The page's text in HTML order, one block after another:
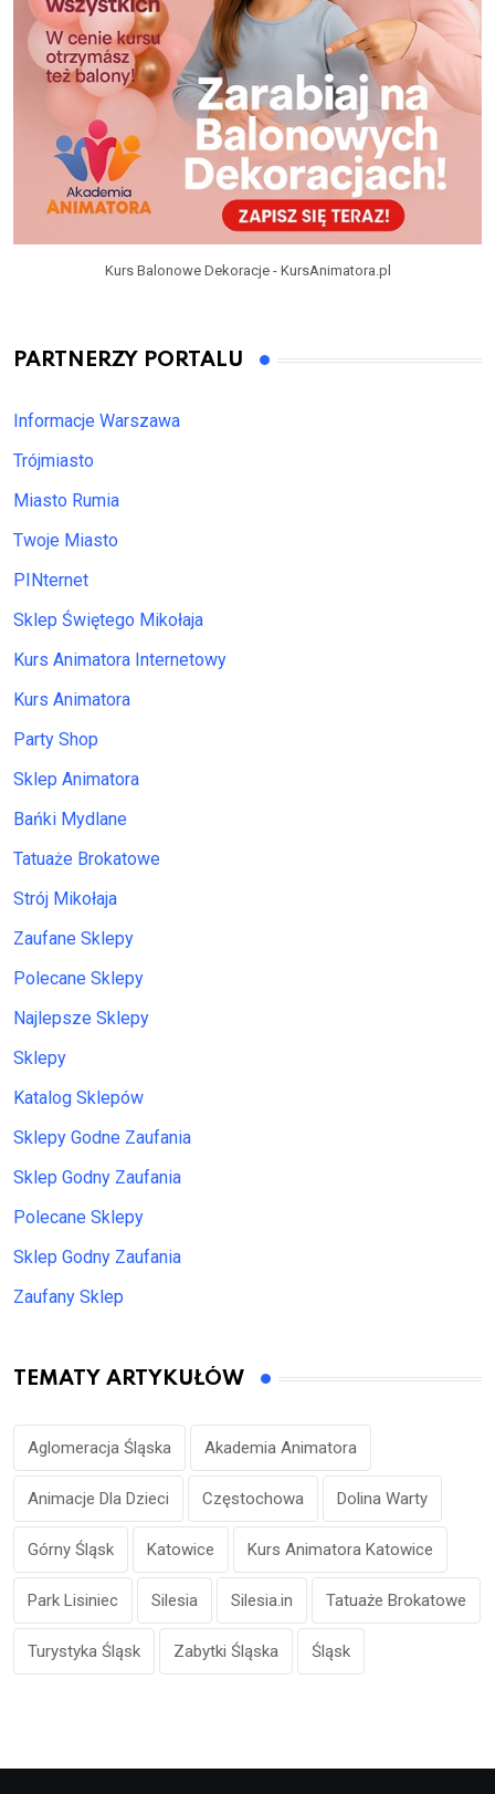
Kurs Balonowe Dekoracje - KursAnimatora.pl
PARTNERZY PORTALU
Informacje Warszawa
Trójmiasto
Miasto Rumia
Twoje Miasto
PINternet
Sklep Świętego Mikołaja
Kurs Animatora Internetowy
Kurs Animatora
Party Shop
Sklep Animatora
Bańki Mydlane
Tatuaże Brokatowe
Strój Mikołaja
Zaufane Sklepy
Polecane Sklepy
Najlepsze Sklepy
Sklepy
Katalog Sklepów
Sklepy Godne Zaufania
Sklep Godny Zaufania
Polecane Sklepy
Sklep Godny Zaufania
Zaufany Sklep
TEMATY ARTYKUŁÓW
Aglomeracja Śląska Akademia Animatora
Animacje Dla Dzieci Częstochowa Dolina Warty
Górny Śląsk Katowice Kurs Animatora Katowice
Park Lisiniec Silesia Silesia.in Tatuaże Brokatowe
Turystyka Śląsk Zabytki Śląska Śląsk